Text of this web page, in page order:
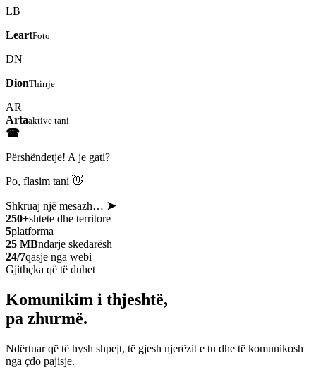
LB
LeartFoto
DN
DionThirrje
AR
Artaaktive tani
☎
Përshëndetje! A je gati?
Po, flasim tani 👋
Shkruaj një mesazh… ➤
250+shtete dhe territore
5platforma
25 MBndarje skedarësh
24/7qasje nga webi
Gjithçka që të duhet
Komunikim i thjeshtë,
pa zhurmë.
Ndërtuar që të hysh shpejt, të gjesh njerëzit e tu dhe të komunikosh
nga çdo pajisje.